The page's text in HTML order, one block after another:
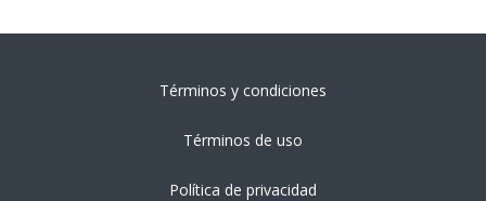
Términos y condiciones
Términos de uso
Política de privacidad